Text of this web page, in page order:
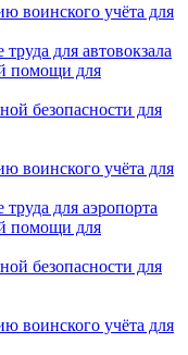
воинского учёта для
для автовокзала
помощи для
безопасности для
воинского учёта для
для аэропорта
помощи для
безопасности для
воинского учёта для